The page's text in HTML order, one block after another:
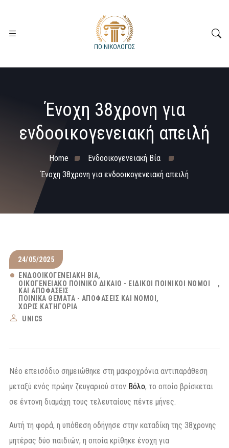
Ένοχη 38χρονη για
ενδοοικογενειακή απειλή
Home
Ενδοοικογενειακή Βία
Ένοχη 38χρονη για ενδοοικογενειακή απειλή
24/05/2025
ΕΝΔΟΟΙΚΟΓΕΝΕΙΑΚΉ ΒΊΑ
ΟΙΚΟΓΕΝΕΙΑΚΌ ΠΟΙΝΙΚΌ ΔΊΚΑΙΟ - ΕΙΔΙΚΟΊ ΠΟΙΝΙΚΟΊ ΝΌΜΟΙ
ΚΑΙ ΑΠΟΦΆΣΕΙΣ
ΠΟΙΝΙΚΆ ΘΈΜΑΤΑ - ΑΠΟΦΆΣΕΙΣ ΚΑΙ ΝΌΜΟΙ
ΧΩΡΊΣ ΚΑΤΗΓΟΡΊΑ
UNICS
Νέο επεισόδιο σημειώθηκε στη μακροχρόνια αντιπαράθεση
μεταξύ ενός πρώην ζευγαριού στον Βόλο, το οποίο βρίσκεται
σε έντονη διαμάχη τους τελευταίους πέντε μήνες.
Αυτή τη φορά, η υπόθεση οδήγησε στην καταδίκη της 38χρονης
μητέρας δύο παιδιών, η οποία κρίθηκε ένοχη για